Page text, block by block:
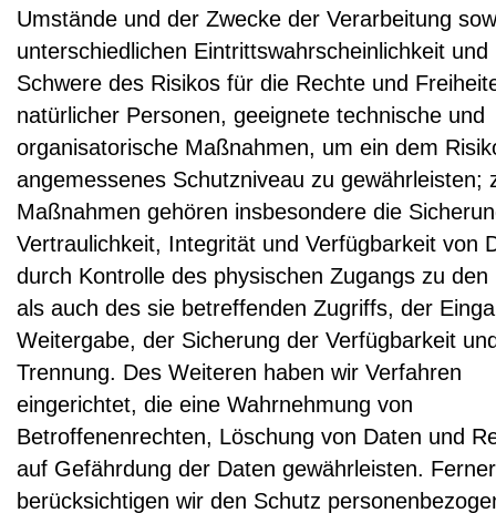
Umstände und der Zwecke der Verarbeitung
unterschiedlichen Eintrittswahrscheinlichkeit und
Schwere des Risikos für die Rechte und
natürlicher Personen, geeignete technische und
organisatorische Maßnahmen, um ein dem
angemessenes Schutzniveau zu gewährleisten;
Maßnahmen gehören insbesondere die
Vertraulichkeit, Integrität und Verfügbarkeit von
durch Kontrolle des physischen Zugangs zu den
als auch des sie betreffenden Zugriffs, der
Weitergabe, der Sicherung der Verfügbarkeit
Trennung. Des Weiteren haben wir Verfahren
eingerichtet, die eine Wahrnehmung von
Betroffenenrechten, Löschung von Daten und
auf Gefährdung der Daten gewährleisten. Ferner
berücksichtigen wir den Schutz